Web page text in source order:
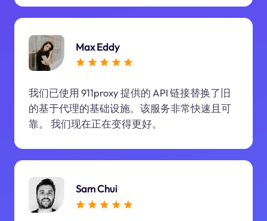
Max Eddy
我们已使用 911proxy 提供的 API 链接替换了旧
的基于代理的基础设施。该服务非常快速且可
靠。 我们现在正在变得更好。
Sam Chui